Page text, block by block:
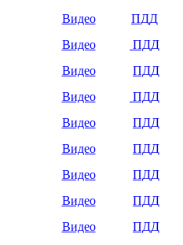
Видео
ПДД
Видео
ПДД
Видео
ПДД
Видео
ПДД
Видео
ПДД
Видео
ПДД
Видео
ПДД
Видео
ПДД
Видео
ПДД